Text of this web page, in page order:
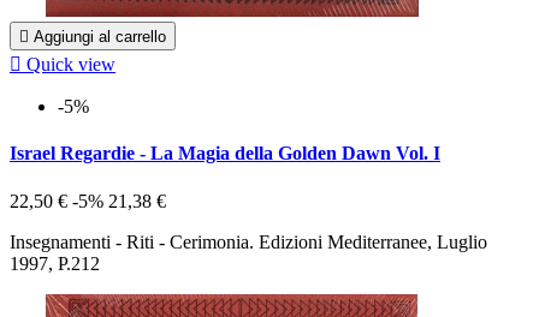
 Aggiungi al carrello
 Quick view
-5%
Israel Regardie - La Magia della Golden Dawn Vol. I
22,50 € -5% 21,38 €
Insegnamenti - Riti - Cerimonia. Edizioni Mediterranee, Luglio
1997, P.212